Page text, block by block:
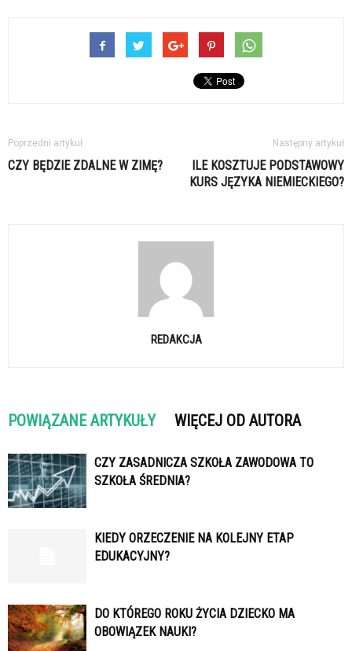
Poprzedni artykuł
CZY BĘDZIE ZDALNE W ZIMĘ?
Następny artykuł
ILE KOSZTUJE PODSTAWOWY
KURS JĘZYKA NIEMIECKIEGO?
REDAKCJA
POWIĄZANE ARTYKUŁY WIĘCEJ OD AUTORA
CZY ZASADNICZA SZKOŁA ZAWODOWA TO
SZKOŁA ŚREDNIA?
KIEDY ORZECZENIE NA KOLEJNY ETAP
EDUKACYJNY?
DO KTÓREGO ROKU ŻYCIA DZIECKO MA
OBOWIĄZEK NAUKI?